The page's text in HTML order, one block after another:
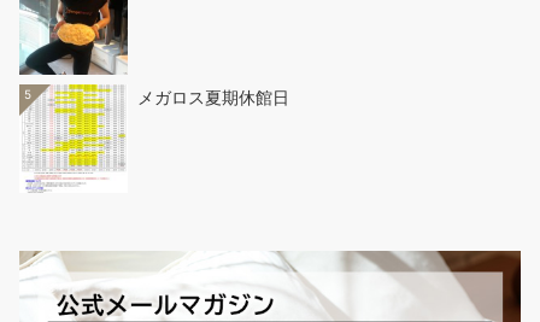
5 メガロス夏期休館日